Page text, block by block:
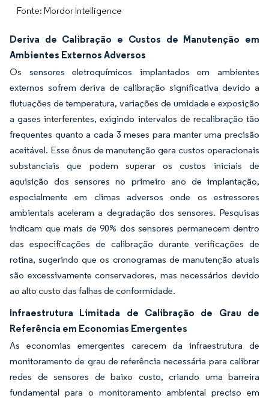
Fonte: Mordor Intelligence
Deriva de Calibração e Custos de Manutenção em
Ambientes Externos Adversos
Os sensores eletroquímicos implantados em ambientes
externos sofrem deriva de calibração significativa devido a
flutuações de temperatura, variações de umidade e exposição
a gases interferentes, exigindo intervalos de recalibração tão
frequentes quanto a cada 3 meses para manter uma precisão
aceitável. Esse ônus de manutenção gera custos operacionais
substanciais que podem superar os custos iniciais de
aquisição dos sensores no primeiro ano de implantação,
especialmente em climas adversos onde os estressores
ambientais aceleram a degradação dos sensores. Pesquisas
indicam que mais de 90% dos sensores permanecem dentro
das especificações de calibração durante verificações de
rotina, sugerindo que os cronogramas de manutenção atuais
são excessivamente conservadores, mas necessários devido
ao alto custo das falhas de conformidade.
Infraestrutura Limitada de Calibração de Grau de
Referência em Economias Emergentes
As economias emergentes carecem da infraestrutura de
monitoramento de grau de referência necessária para calibrar
redes de sensores de baixo custo, criando uma barreira
fundamental para o monitoramento ambiental preciso em